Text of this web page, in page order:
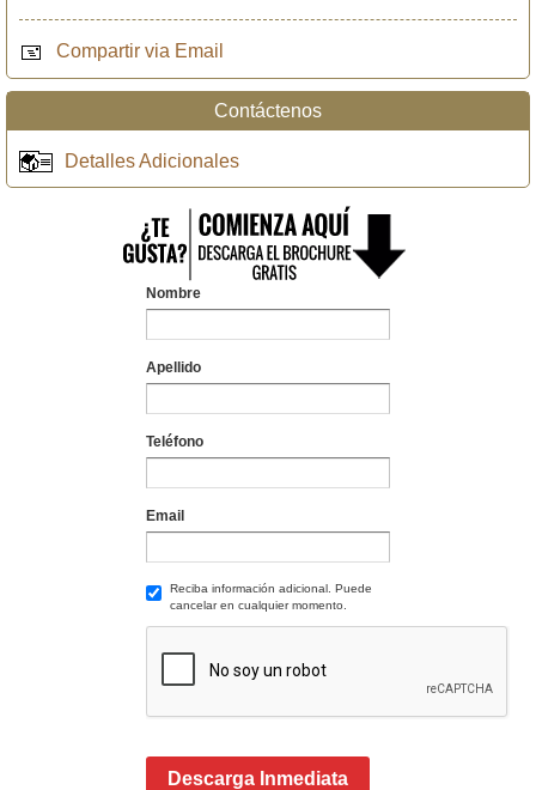
Compartir via Email
Contáctenos
Detalles Adicionales
Nombre
Apellido
Teléfono
Email
Reciba información adicional. Puede
cancelar en cualquier momento.
Descarga Inmediata